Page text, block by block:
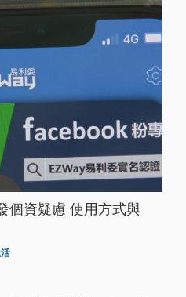
個資疑慮 使用方式與